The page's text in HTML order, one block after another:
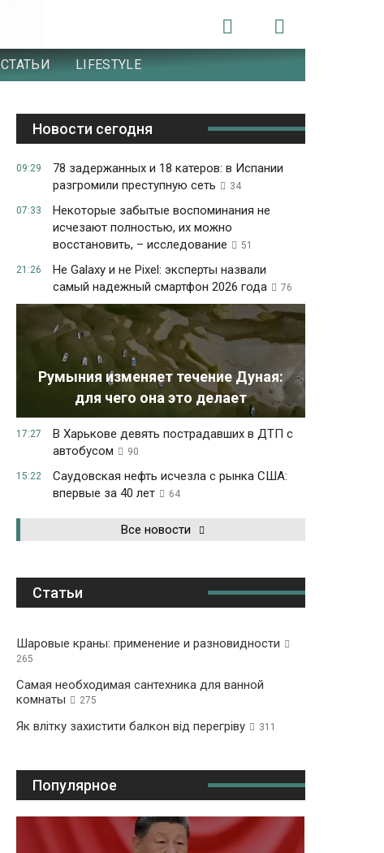
СТАТЬИ LIFESTYLE
Новости сегодня
09:29
78 задержанных и 18 катеров: в Испании
разгромили преступную сеть
34
07:33
Некоторые забытые воспоминания не
исчезают полностью, их можно
восстановить, – исследование
51
21:26
Не Galaxy и не Pixel: эксперты назвали
самый надежный смартфон 2026 года
76
Румыния изменяет течение Дуная:
для чего она это делает
17:27
В Харькове девять пострадавших в ДТП с
автобусом
90
15:22
Саудовская нефть исчезла с рынка США:
впервые за 40 лет
64
Все новости
Статьи
Шаровые краны: применение и разновидности
265
Самая необходимая сантехника для ванной
комнаты
275
Як влітку захистити балкон від перегріву 311
Популярное